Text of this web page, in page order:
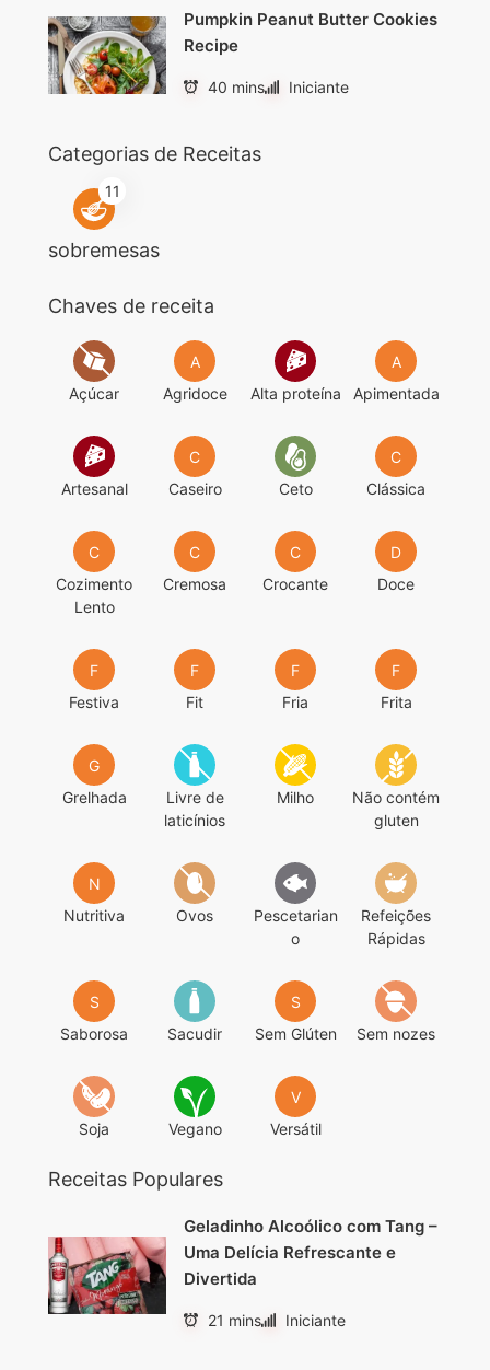
Pumpkin Peanut Butter Cookies
Recipe
40 mins Iniciante
Categorias de Receitas
11
sobremesas
Chaves de receita
Açúcar
A
Agridoce
Alta proteína
A
Apimentada
Artesanal
C
Caseiro
Ceto
C
Clássica
C
Cozimento
Lento
C
Cremosa
C
Crocante
D
Doce
F
Festiva
F
Fit
F
Fria
F
Frita
G
Grelhada
Livre de
laticínios
Milho
Não contém
gluten
N
Nutritiva
Ovos
Pescetarian
o
Refeições
Rápidas
S
Saborosa
Sacudir
S
Sem Glúten
Sem nozes
Soja Vegano
V
Versátil
Receitas Populares
Geladinho Alcoólico com Tang –
Uma Delícia Refrescante e
Divertida
21 mins Iniciante